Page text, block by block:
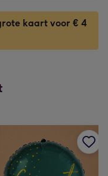
kaart voor € 4